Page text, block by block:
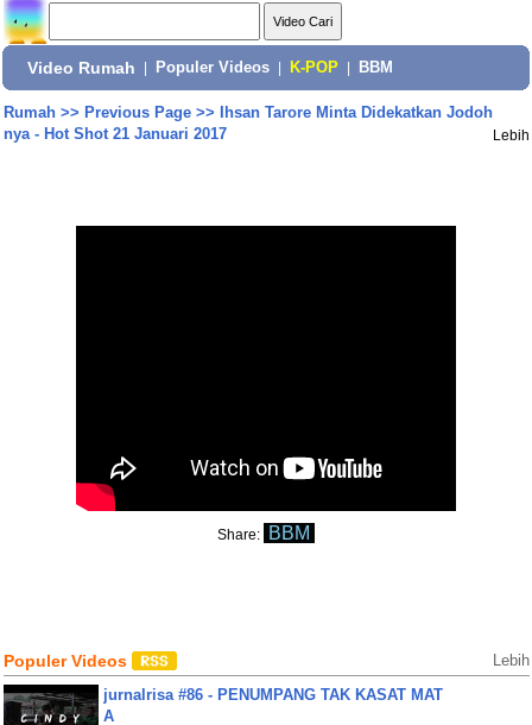
Video Rumah Populer Videos K-POP BBM
Rumah>> Previous Page>>
Ihsan Tarore Minta Didekatkan Jodoh
nya - Hot Shot 21 Januari 2017
Lebih
Share: BBM
Populer Videos Lebih
jurnalrisa #86 - PENUMPANG TAK KASAT MAT
A